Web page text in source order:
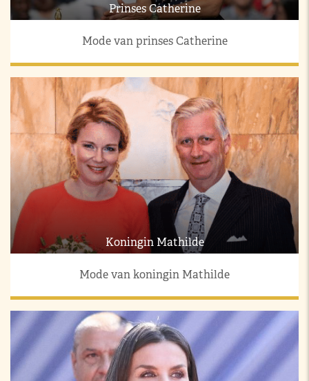
Prinses Catherine
Mode van prinses Catherine
Koningin Mathilde
Mode van koningin Mathilde